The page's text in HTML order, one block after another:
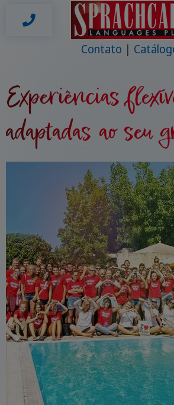
Contato
Experiências
adaptadas ao seu